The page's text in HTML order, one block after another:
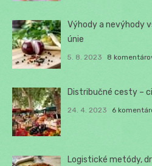
Výhody a nevýhody
únie
5. 8. 2023 8
Distribučné cesty –
24. 4. 2023 6
Logistické metódy,